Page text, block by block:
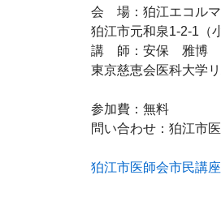
会　場：狛江エコル
狛江市元和泉1-2-1（
講　師：安保　雅博
東京慈恵会医科大学
参加費：無料
問い合わせ：狛江市
狛江市医師会市民講